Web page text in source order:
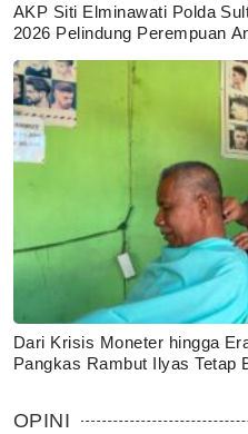
AKP Siti Elminawati Polda
2026 Pelindung Perempuan
Dari Krisis Moneter hingga
Pangkas Rambut Ilyas Tetap
OPINI